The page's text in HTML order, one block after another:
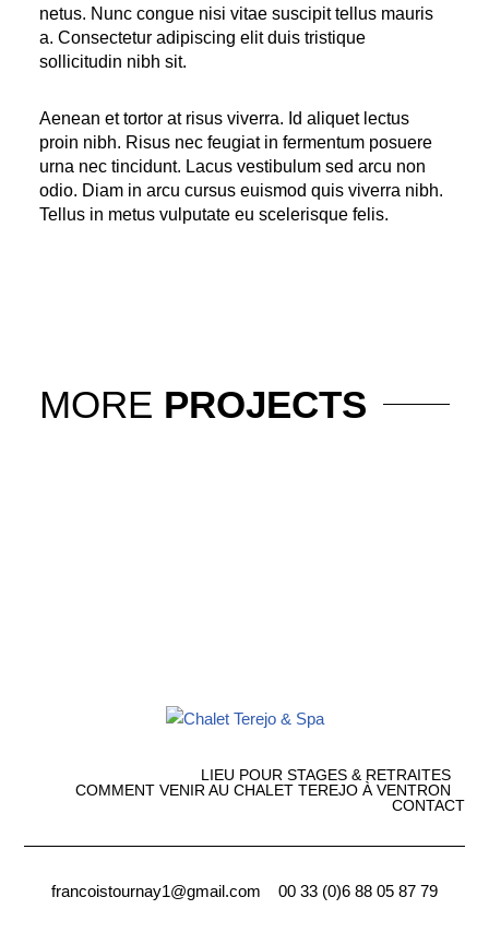
netus. Nunc congue nisi vitae suscipit tellus mauris
a. Consectetur adipiscing elit duis tristique
sollicitudin nibh sit.
Aenean et tortor at risus viverra. Id aliquet lectus
proin nibh. Risus nec feugiat in fermentum posuere
urna nec tincidunt. Lacus vestibulum sed arcu non
odio. Diam in arcu cursus euismod quis viverra nibh.
Tellus in metus vulputate eu scelerisque felis.
MORE PROJECTS
LIEU POUR STAGES & RETRAITES
COMMENT VENIR AU CHALET TEREJO À VENTRON
CONTACT
francoistournay1@gmail.com 00 33 (0)6 88 05 87 79